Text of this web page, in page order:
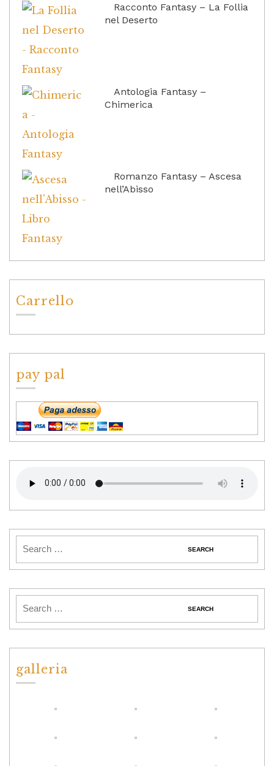
Racconto Fantasy – La Follia
nel Deserto
Antologia Fantasy –
Chimerica
Romanzo Fantasy – Ascesa
nell’Abisso
Carrello
pay pal
galleria